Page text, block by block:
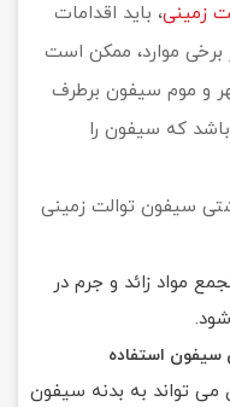
زمینی، باید اقدامات
برخی موارد، ممکن است
و موم سیفون برطرف
که سیفون را
سیفون توالت زمینی
مواد زائد و جرم در
سیفون استفاده
می تواند به بدنه سیفون